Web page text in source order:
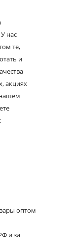
нас
те,
и
акциях
оптом
и за